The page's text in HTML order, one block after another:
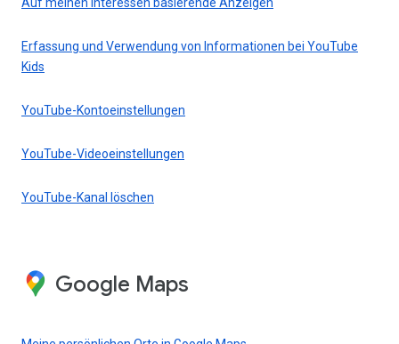
Erfassung und Verwendung von Informationen bei YouTube
Kids
YouTube-Kontoeinstellungen
YouTube-Videoeinstellungen
YouTube-Kanal löschen
Google Maps